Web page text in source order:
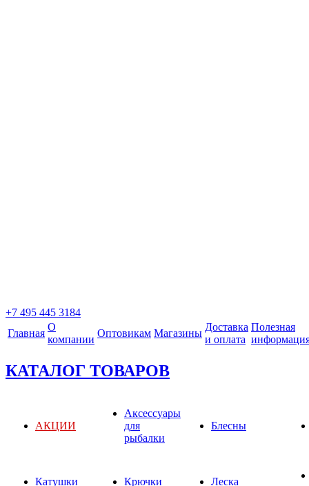
+7 495 445 3184
Главная
О
компании
Оптовикам Магазины
Доставка
и оплата
Полезная
КАТАЛОГ ТОВАРОВ
АКЦИИ
Аксессуары
для
рыбалки
Блесны
Катушки Крючки Леска